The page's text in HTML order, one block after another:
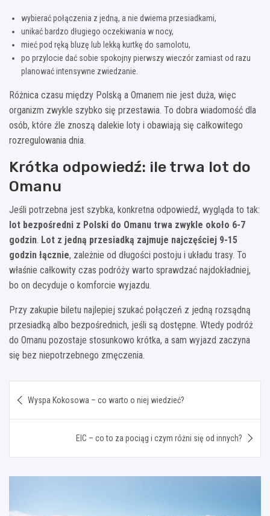
wybierać połączenia z jedną, a nie dwiema przesiadkami,
unikać bardzo długiego oczekiwania w nocy,
mieć pod ręką bluzę lub lekką kurtkę do samolotu,
po przylocie dać sobie spokojny pierwszy wieczór zamiast od razu
planować intensywne zwiedzanie.
Różnica czasu między Polską a Omanem nie jest duża, więc
organizm zwykle szybko się przestawia. To dobra wiadomość dla
osób, które źle znoszą dalekie loty i obawiają się całkowitego
rozregulowania dnia.
Krótka odpowiedź: ile trwa lot do
Omanu
Jeśli potrzebna jest szybka, konkretna odpowiedź, wygląda to tak:
lot bezpośredni z Polski do Omanu trwa zwykle około 6-7
godzin. Lot z jedną przesiadką zajmuje najczęściej 9-15
godzin łącznie, zależnie od długości postoju i układu trasy. To
właśnie całkowity czas podróży warto sprawdzać najdokładniej,
bo on decyduje o komforcie wyjazdu.
Przy zakupie biletu najlepiej szukać połączeń z jedną rozsądną
przesiadką albo bezpośrednich, jeśli są dostępne. Wtedy podróż
do Omanu pozostaje stosunkowo krótka, a sam wyjazd zaczyna
się bez niepotrzebnego zmęczenia.
wpisu
Wyspa Kokosowa – co warto o niej wiedzieć?
EIC – co to za pociąg i czym różni się od innych?